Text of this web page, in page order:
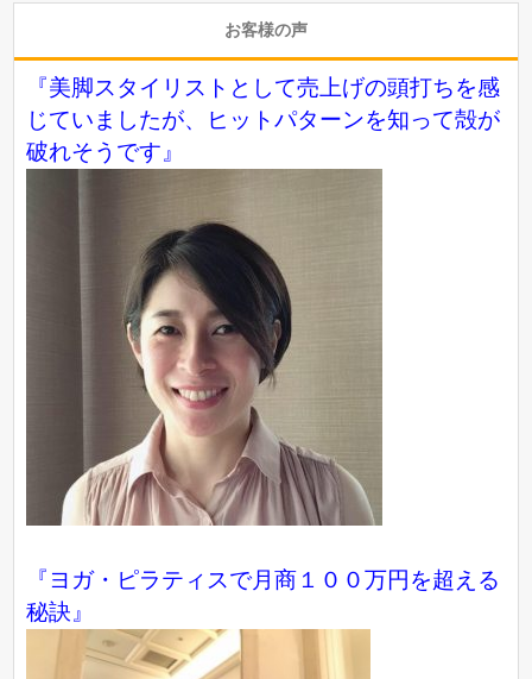
お客様の声
『美脚スタイリストとして売上げの頭打ちを感
じていましたが、ヒットパターンを知って殻が
破れそうです』
『ヨガ・ピラティスで月商１００万円を超える
秘訣』